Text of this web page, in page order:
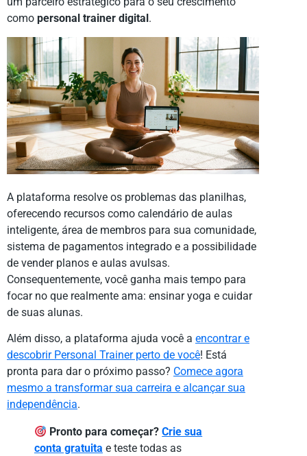
como personal trainer digital .
A plataforma resolve os problemas das planilhas,
oferecendo recursos como calendário de aulas
inteligente, área de membros para sua comunidade,
sistema de pagamentos integrado e a possibilidade
de vender planos e aulas avulsas.
Consequentemente, você ganha mais tempo para
focar no que realmente ama: ensinar yoga e cuidar
de suas alunas.
Além disso, a plataforma ajuda você a encontrar e
descobrir Personal Trainer perto de você! Está
pronta para dar o próximo passo? Comece agora
mesmo a transformar sua carreira e alcançar sua
independência.
Pronto para começar? Crie sua
conta gratuita e teste todas as